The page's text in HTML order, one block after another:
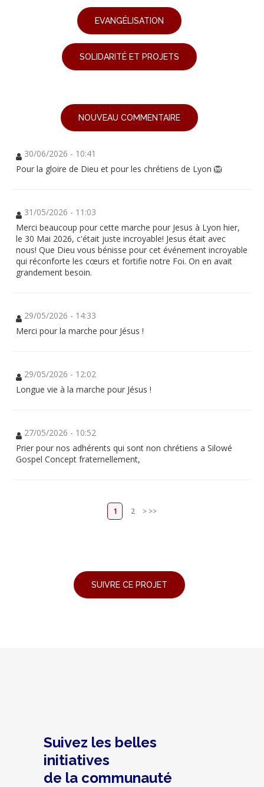
EVANGÉLISATION
SOLIDARITÉ ET PROJETS
NOUVEAU COMMENTAIRE
30/06/2026 - 10:41
Pour la gloire de Dieu et pour les chrétiens de Lyon 🦁
31/05/2026 - 11:03
Merci beaucoup pour cette marche pour Jesus à Lyon hier,
le 30 Mai 2026, c'était juste incroyable! Jesus était avec
nous! Que Dieu vous bénisse pour cet événement incroyable
qui réconforte les cœurs et fortifie notre Foi. On en avait
grandement besoin.
29/05/2026 - 14:33
Merci pour la marche pour Jésus !
29/05/2026 - 12:02
Longue vie à la marche pour Jésus !
27/05/2026 - 10:52
Prier pour nos adhérents qui sont non chrétiens a Silowé
Gospel Concept fraternellement,
1 2 > >>
Suivez les belles
initiatives
de la communauté